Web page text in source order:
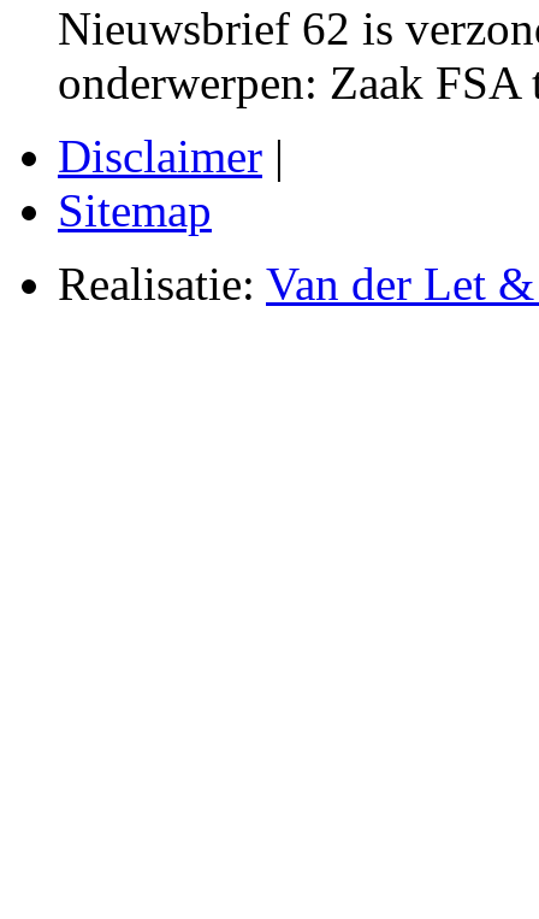
Nieuwsbrief 62 is
onderwerpen: Zaak FSA
Disclaimer |
Sitemap
Realisatie: Van der Let